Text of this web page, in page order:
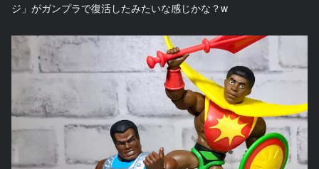
ジ」がガンプラで復活したみたいな感じかな？w